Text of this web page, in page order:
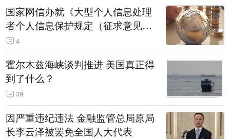
国家网信办就《大型个人信息处理
者个人信息保护规定（征求意见
稿）》公开征求意见
4
霍尔木兹海峡谈判推进 美国真正得
到了什么？
39
因严重违纪违法 金融监管总局原局
长李云泽被罢免全国人大代表